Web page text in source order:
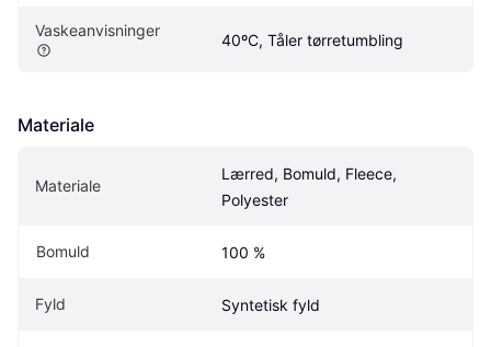
Vaskeanvisninger
40ºC, Tåler tørretumbling
Materiale
Materiale
Lærred, Bomuld, Fleece,
Polyester
Bomuld 100 %
Fyld Syntetisk fyld